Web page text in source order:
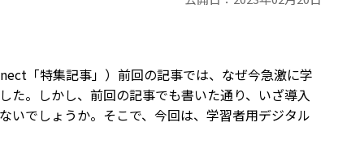
「特集記事」）前回の記事では、なぜ今急激に学
た。しかし、前回の記事でも書いた通り、いざ導入
いでしょうか。そこで、今回は、学習者用デジタル